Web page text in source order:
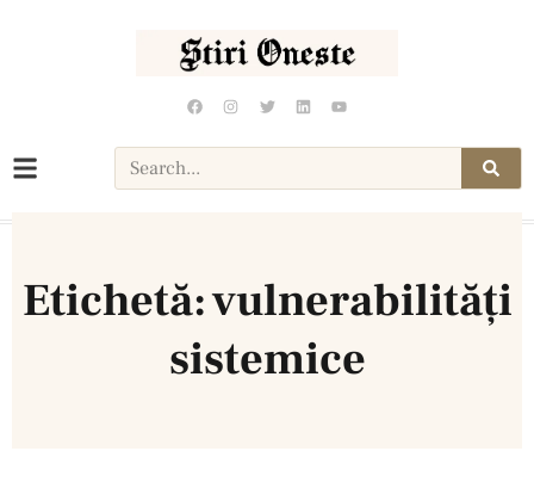
Etichetă: vulnerabilități
sistemice